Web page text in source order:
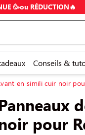
🥳ou RÉDUCTION🔥
Conseils &
en simili cuir noir
pour